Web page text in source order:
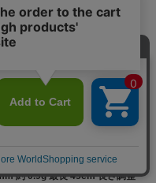
シャインカットアズキ 幅
約 0.9g 最長 45cm 長さ調整